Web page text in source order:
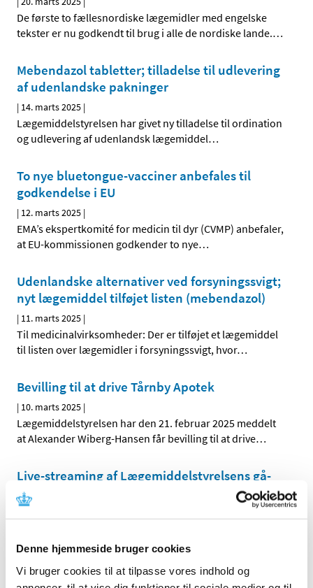
Denne hjemmeside bruger cookies
Vi bruger cookies til at tilpasse vores indhold og
De første to fællesnordiske lægemidler med engelske
tekster er nu godkendt til brug i alle de nordiske lande.…
Mebendazol tabletter; tilladelse til udlevering
af udenlandske pakninger
| 14. marts 2025 |
Lægemiddelstyrelsen har givet ny tilladelse til ordination
og udlevering af udenlandsk lægemiddel…
To nye bluetongue-vacciner anbefales til
godkendelse i EU
| 12. marts 2025 |
EMA’s ekspertkomité for medicin til dyr (CVMP) anbefaler,
at EU-kommissionen godkender to nye…
Udenlandske alternativer ved forsyningssvigt;
nyt lægemiddel tilføjet listen (mebendazol)
| 11. marts 2025 |
Til medicinalvirksomheder: Der er tilføjet et lægemiddel
til listen over lægemidler i forsyningssvigt, hvor…
Bevilling til at drive Tårnby Apotek
| 10. marts 2025 |
Lægemiddelstyrelsen har den 21. februar 2025 meddelt
at Alexander Wiberg-Hansen får bevilling til at drive…
Live-streaming af Lægemiddelstyrelsens gå-
hjem møder om den reviderede ICH GCP
guideline (ICH E6 R3)
Lægemiddelstyrelsen afholder den 27. og 28. februar